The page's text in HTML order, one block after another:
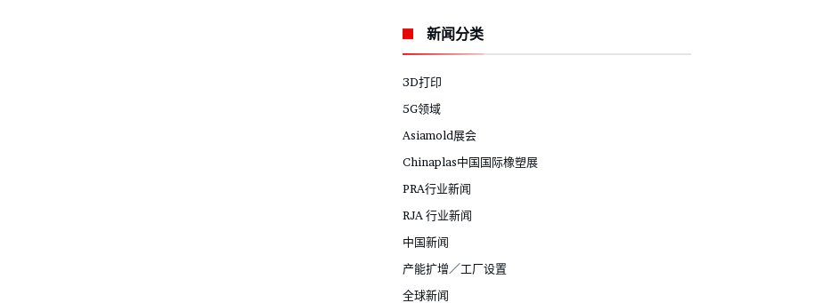
新闻分类
3D打印
5G领域
Asiamold展会
Chinaplas中国国际橡塑展
PRA行业新闻
RJA 行业新闻
中国新闻
产能扩增／工厂设置
全球新闻